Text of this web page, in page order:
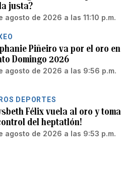
justa?
agosto de 2026 a las 11:10 p.m.
Piñeiro va por el oro en
Domingo 2026
agosto de 2026 a las 9:56 p.m.
DEPORTES
Félix vuela al oro y toma
del heptatlón!
agosto de 2026 a las 9:53 p.m.